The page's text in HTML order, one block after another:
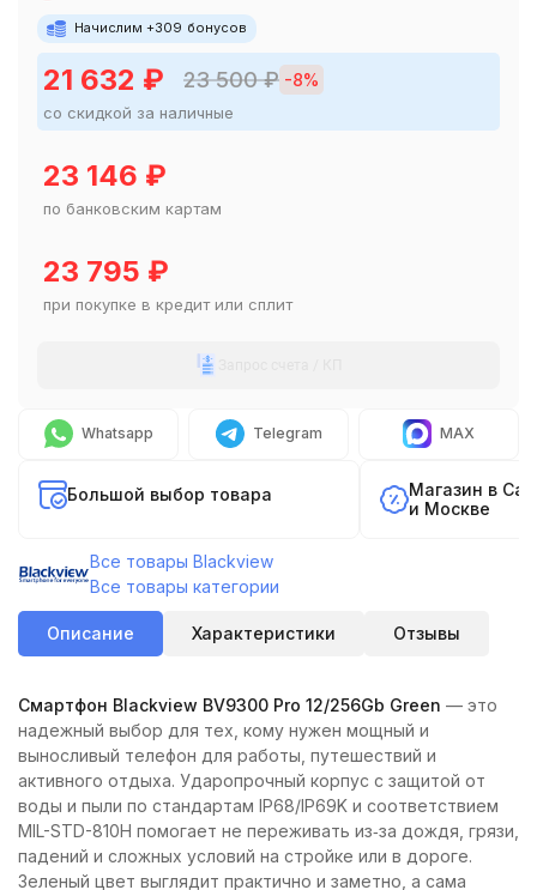
Начислим +309 бонусов
21 632 ₽ 23 500₽ -8%
со скидкой за наличные
23 146 ₽
по банковским картам
23 795 ₽
при покупке в кредит или сплит
Whatsapp Telegram MAX
Большой выбор товара
Магазин в
и Москве
Все товары Blackview
Все товары категории
Описание Характеристики Отзывы
Смартфон Blackview BV9300 Pro 12/256Gb Green — это
надежный выбор для тех, кому нужен мощный и
выносливый телефон для работы, путешествий и
активного отдыха. Ударопрочный корпус с защитой от
воды и пыли по стандартам IP68/IP69K и соответствием
MIL-STD-810H помогает не переживать из‑за дождя, грязи,
падений и сложных условий на стройке или в дороге.
Зеленый цвет выглядит практично и заметно, а сама